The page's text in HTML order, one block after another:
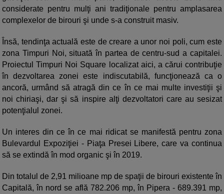
considerate pentru mulţi ani tradiţionale pentru amplasarea
complexelor de birouri şi unde s-a construit masiv.
Însă, tendinţa actuală este de creare a unor noi poli, cum este
zona Timpuri Noi, situată în partea de centru-sud a capitalei.
Proiectul Timpuri Noi Square localizat aici, a cărui contribuţie
în dezvoltarea zonei este indiscutabilă, funcţionează ca o
ancoră, urmând să atragă din ce în ce mai multe investiţii şi
noi chiriaşi, dar şi să inspire alţi dezvoltatori care au sesizat
potenţialul zonei.
Un interes din ce în ce mai ridicat se manifestă pentru zona
Bulevardul Expoziţiei - Piaţa Presei Libere, care va continua
să se extindă în mod organic şi în 2019.
Din totalul de 2,91 milioane mp de spaţii de birouri existente în
Capitală, în nord se află 782.206 mp, în Pipera - 689.391 mp,